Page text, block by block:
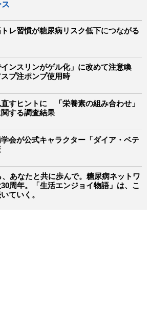
レ習慣が糖尿病リスク低下につながる
インスリンがゲル化」に改めて注意喚
プ注ポンプ使用時
すヒントに 「栄養素の組み合わせ」
する調査結果
学会が公式キャラクター「ダイア・ベテ
、あなたと共に歩んで。糖尿病ネットワ
周年。「生活エンジョイ物語」は、こ
ていく。